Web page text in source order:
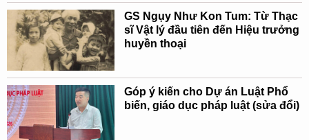
GS Ngụy Như Kon Tum: Từ Thạc
sĩ Vật lý đầu tiên đến Hiệu trưởng
huyền thoại
Góp ý kiến cho Dự án Luật Phổ
biến, giáo dục pháp luật (sửa đổi)